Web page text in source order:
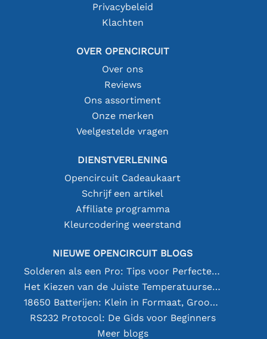
Privacybeleid
Klachten
OVER OPENCIRCUIT
Over ons
Reviews
Ons assortiment
Onze merken
Veelgestelde vragen
DIENSTVERLENING
Opencircuit Cadeaukaart
Schrijf een artikel
Affiliate programma
Kleurcodering weerstand
NIEUWE OPENCIRCUIT BLOGS
Solderen als een Pro: Tips voor Perfecte Elektronische Verbindingen
Het Kiezen van de Juiste Temperatuursensor [youtube]
18650 Batterijen: Klein in Formaat, Groot in Prestatie
RS232 Protocol: De Gids voor Beginners
Meer blogs